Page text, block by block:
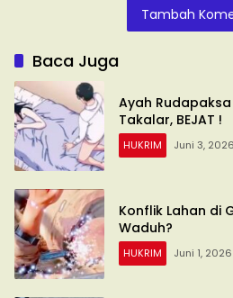
Tambah
Baca Juga
Ayah
Takalar, BEJAT !
HUKRIM Juni 3, 2026
Konflik Lahan di
Waduh?
HUKRIM Juni 1, 2026